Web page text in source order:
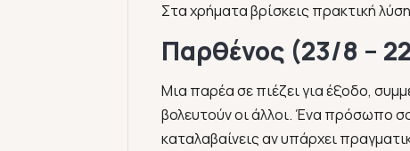
Στα χρήματα βρίσκεις πρακτική
Παρθένος (23/8 –
Μια παρέα σε πιέζει για έξοδο,
βολευτούν οι άλλοι. Ένα πρόσωπο
καταλαβαίνεις αν υπάρχει